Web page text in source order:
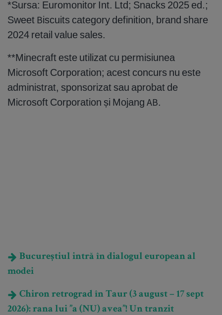
*Sursa: Euromonitor Int. Ltd; Snacks 2025 ed.;
Sweet Biscuits category definition, brand share
2024 retail value sales.
**Minecraft este utilizat cu permisiunea
Microsoft Corporation; acest concurs nu este
administrat, sponsorizat sau aprobat de
Microsoft Corporation și Mojang AB.
Bucureștiul intră în dialogul european al
modei
Chiron retrograd în Taur (3 august – 17 sept
2026): rana lui ”a (NU) avea”! Un tranzit